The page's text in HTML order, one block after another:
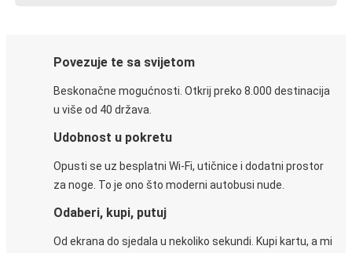
Povezuje te sa svijetom
Beskonačne mogućnosti. Otkrij preko 8.000 destinacija
u više od 40 država.
Udobnost u pokretu
Opusti se uz besplatni Wi-Fi, utičnice i dodatni prostor
za noge. To je ono što moderni autobusi nude.
Odaberi, kupi, putuj
Od ekrana do sjedala u nekoliko sekundi. Kupi kartu, a mi